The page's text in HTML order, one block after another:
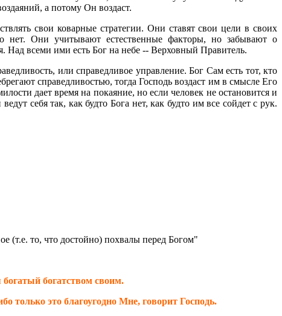
а потому Он воздаст.
свои коварные стратегии. Они ставят свои цели в своих
нет. Они учитывают естественные факторы, но забывают о
Над всеми ими есть Бог на небе -- Верховный Правитель.
или справедливое управление. Бог Сам есть тот, кто
справедливостью, тогда Господь воздаст им в смысле Его
дает время на покаяние, но если человек не остановится и
себя так, как будто Бога нет, как будто им все сойдет с рук.
(т.е. то, что достойно) похвалы перед Богом"
богатством своим.
только это благоугодно Мне, говорит Господь.